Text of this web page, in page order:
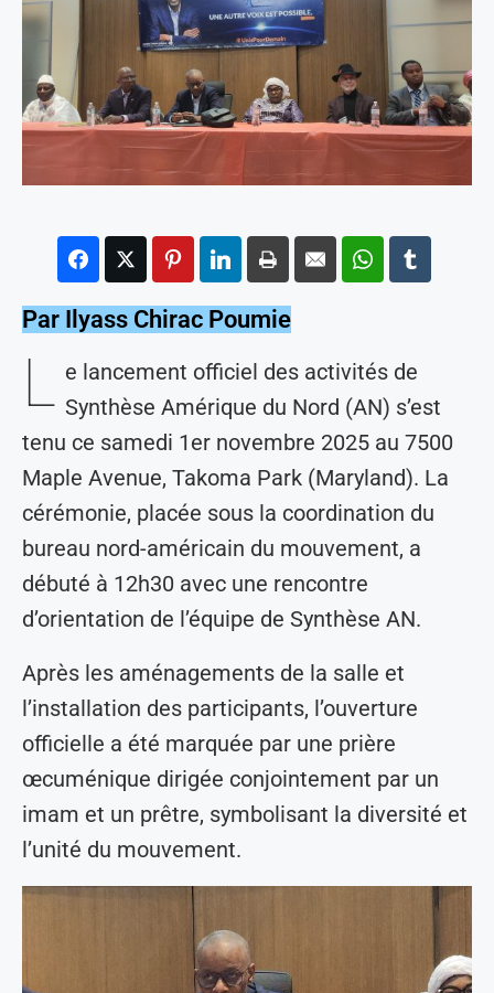
Par Ilyass Chirac Poumie
L e lancement officiel des activités de
Synthèse Amérique du Nord (AN) s’est
tenu ce samedi 1er novembre 2025 au 7500
Maple Avenue, Takoma Park (Maryland). La
cérémonie, placée sous la coordination du
bureau nord-américain du mouvement, a
débuté à 12h30 avec une rencontre
d’orientation de l’équipe de Synthèse AN.
Après les aménagements de la salle et
l’installation des participants, l’ouverture
officielle a été marquée par une prière
œcuménique dirigée conjointement par un
imam et un prêtre, symbolisant la diversité et
l’unité du mouvement.